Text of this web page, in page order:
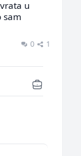
u
sam
0 1